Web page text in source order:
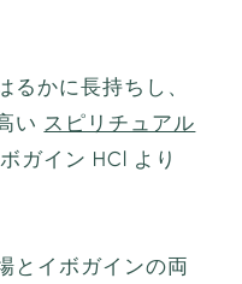
るかに長持ちし、
い スピリチュアル
ガイン HCl より
とイボガインの両